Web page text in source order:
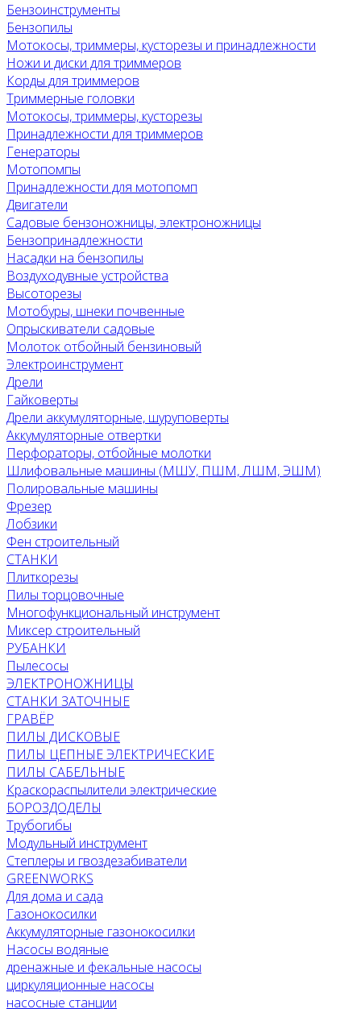
Бензоинструменты
Бензопилы
Мотокосы, триммеры, кусторезы и принадлежности
Ножи и диски для триммеров
Корды для триммеров
Триммерные головки
Мотокосы, триммеры, кусторезы
Принадлежности для триммеров
Генераторы
Мотопомпы
Принадлежности для мотопомп
Двигатели
Садовые бензоножницы, электроножницы
Бензопринадлежности
Насадки на бензопилы
Воздуходувные устройства
Высоторезы
Мотобуры, шнеки почвенные
Опрыскиватели садовые
Молоток отбойный бензиновый
Электроинструмент
Дрели
Гайковерты
Дрели аккумуляторные, шуруповерты
Аккумуляторные отвертки
Перфораторы, отбойные молотки
Шлифовальные машины (МШУ, ПШМ, ЛШМ, ЭШМ)
Полировальные машины
Фрезер
Лобзики
Фен строительный
СТАНКИ
Плиткорезы
Пилы торцовочные
Многофункциональный инструмент
Миксер строительный
РУБАНКИ
Пылесосы
ЭЛЕКТРОНОЖНИЦЫ
СТАНКИ ЗАТОЧНЫЕ
ГРАВЁР
ПИЛЫ ДИСКОВЫЕ
ПИЛЫ ЦЕПНЫЕ ЭЛЕКТРИЧЕСКИЕ
ПИЛЫ САБЕЛЬНЫЕ
Краскораспылители электрические
БОРОЗДОДЕЛЫ
Трубогибы
Модульный инструмент
Степлеры и гвоздезабиватели
GREENWORKS
Для дома и сада
Газонокосилки
Аккумуляторные газонокосилки
Насосы водяные
дренажные и фекальные насосы
циркуляционные насосы
насосные станции